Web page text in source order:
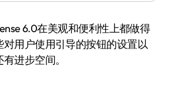
6.0在美观和便利性上都做得
用户使用引导的按钮的设置以
进步空间。